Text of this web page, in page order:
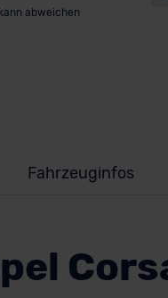
abweichen
Fahrzeuginfos